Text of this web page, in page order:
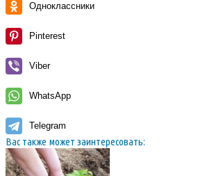
Одноклассники
Pinterest
Viber
WhatsApp
Telegram
Вас также может заинтересовать: